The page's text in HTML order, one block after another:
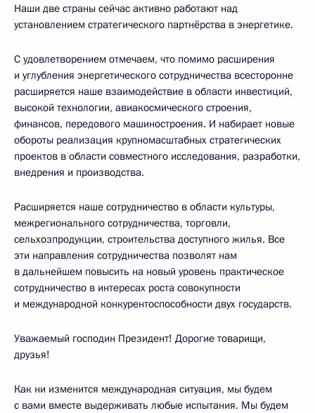
Наши две страны сейчас активно работают над
установлением стратегического партнёрства в энергетике.
С удовлетворением отмечаем, что помимо расширения
и углубления энергетического сотрудничества всесторонне
расширяется наше взаимодействие в области инвестиций,
высокой технологии, авиакосмического строения,
финансов, передового машиностроения. И набирает новые
обороты реализация крупномасштабных стратегических
проектов в области совместного исследования, разработки,
внедрения и производства.
Расширяется наше сотрудничество в области культуры,
межрегионального сотрудничества, торговли,
сельхозпродукции, строительства доступного жилья. Все
эти направления сотрудничества позволят нам
в дальнейшем повысить на новый уровень практическое
сотрудничество в интересах роста совокупности
и международной конкурентоспособности двух государств.
Уважаемый господин Президент! Дорогие товарищи,
друзья!
Как ни изменится международная ситуация, мы будем
с вами вместе выдерживать любые испытания. Мы будем